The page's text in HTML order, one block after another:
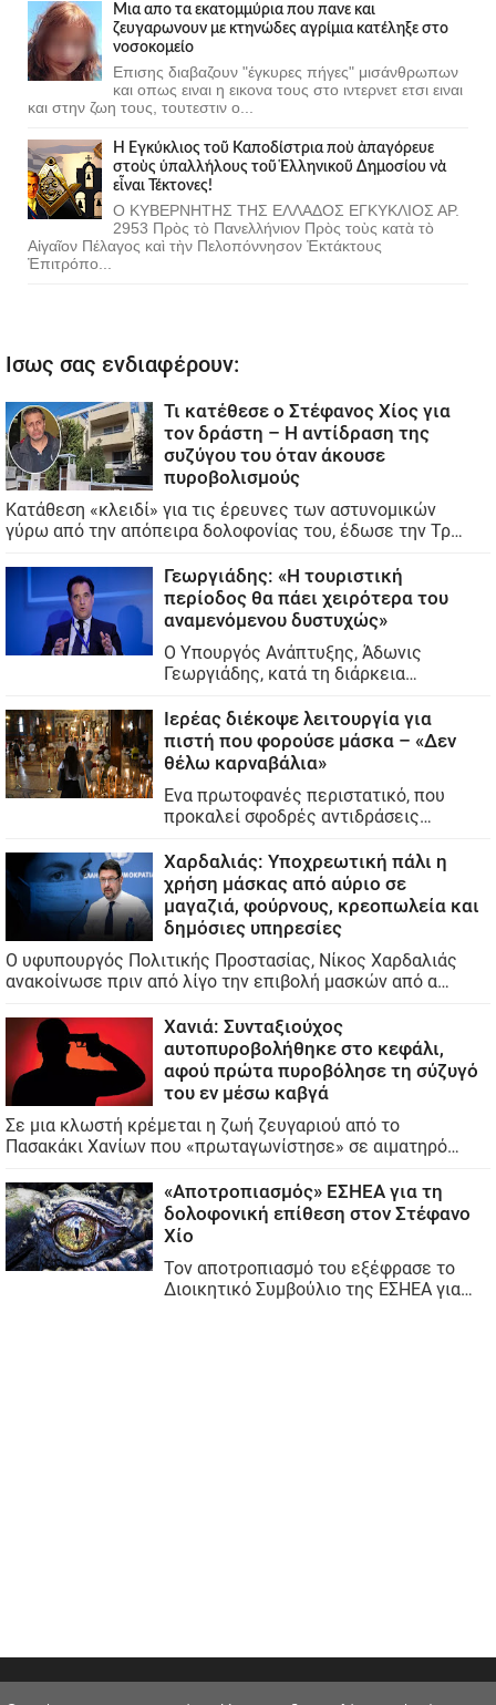
Μια απο τα εκατομμύρια που πανε και
ζευγαρωνουν με κτηνώδες αγρίμια κατέληξε στο
νοσοκομείο
Επισης διαβαζουν "έγκυρες πήγες" μισάνθρωπων
και οπως ειναι η εικονα τους στο ιντερνετ ετσι ειναι
και στην ζωη τους, τουτεστιν ο...
Ἡ Ἐγκύκλιος τοῦ Καποδίστρια ποὺ ἀπαγόρευε
στοὺς ὑπαλλήλους τοῦ Ἑλληνικοῦ Δημοσίου νὰ
εἶναι Τέκτονες!
Ο ΚΥΒΕΡΝΗΤΗΣ ΤΗΣ ΕΛΛΑΔΟΣ ΕΓΚΥΚΛΙΟΣ ΑΡ.
2953 Πρὸς τὸ Πανελλήνιον Πρὸς τοὺς κατὰ τὸ
Αἰγαῖον Πέλαγος καὶ τὴν Πελοπόννησον Ἐκτάκτους
Ἐπιτρόπο...